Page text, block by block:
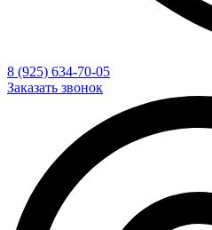
8 (925) 634-70-05
Заказать звонок